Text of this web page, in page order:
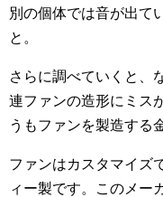
別の個体では音が出て
と。
さらに調べていくと、
連ファンの造形にミス
うもファンを製造する
ファンはカスタマイズ
ィー製です。このメー